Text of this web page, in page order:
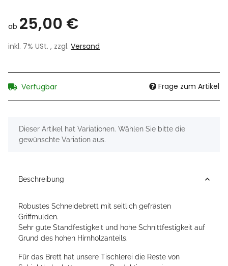
ab 25,00 €
inkl. 7% USt. , zzgl. Versand
Verfügbar Frage zum Artikel
xDieser Artikel hat Variationen. Wählen Sie bitte die
gewünschte Variation aus.
Beschreibung
Robustes Schneidebrett mit seitlich gefrästen
Griffmulden.
Sehr gute Standfestigkeit und hohe Schnittfestigkeit auf
Grund des hohen Hirnholzanteils.
Für das Brett hat unsere Tischlerei die Reste von